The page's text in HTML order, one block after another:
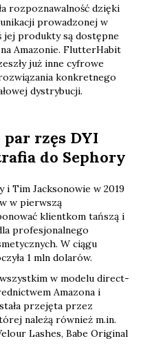
rozpoznawalność dzięki
prowadzonej w
jej produkty są dostępne
Amazonie. FlutterHabit
już inne cyfrowe
konkretnego
dystrybucji.
par rzęs DYI
do Sephory
i Tim Jacksonowie w 2019
w pierwszą
klientkom tańszą i
profesjonalnego
W ciągu
1 mln dolarów.
w modelu direct-
Amazona i
przejęta przez
należą również m.in.
Lashes, Babe Original